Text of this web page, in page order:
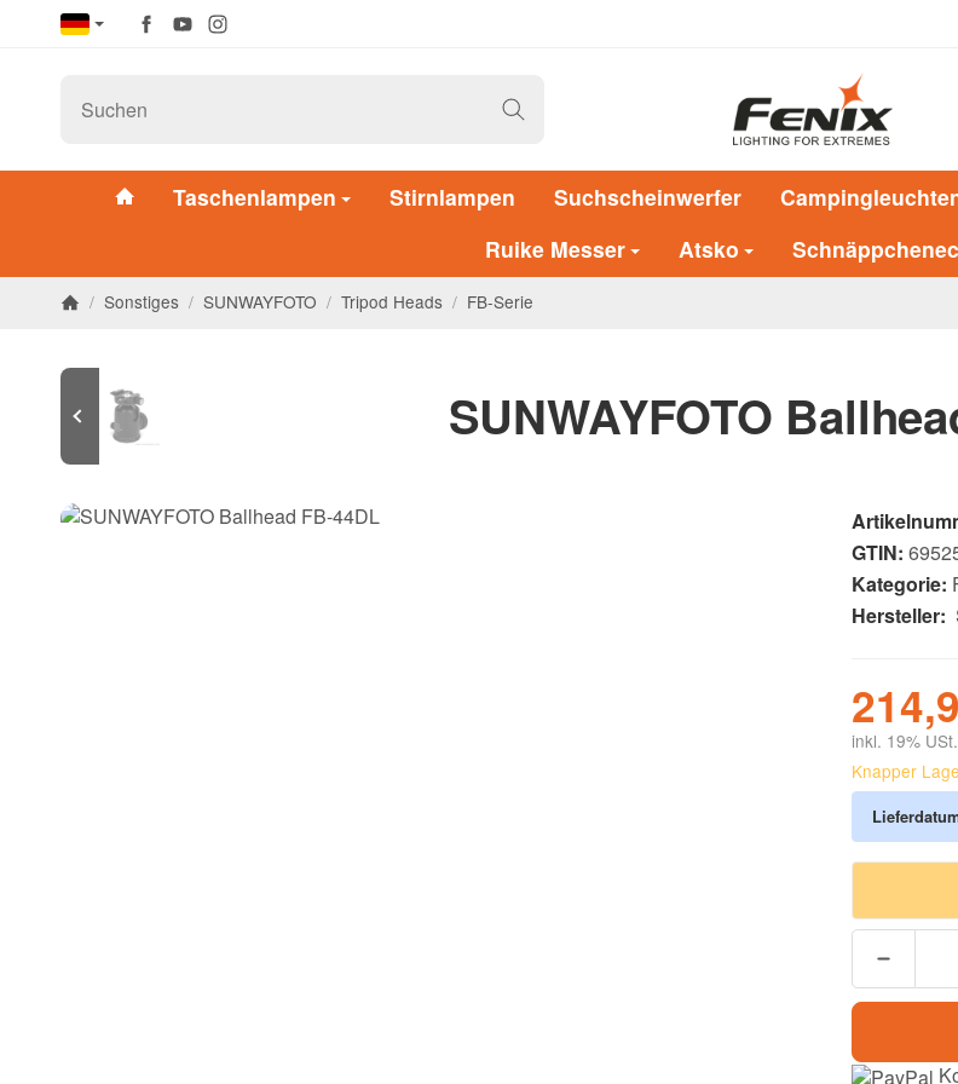
Taschenlampen Stirnlampen Suchscheinwerfer
Ruike Messer
Atsko
/ Sonstiges / SUNWAYFOTO / Tripod Heads / FB-Serie
SUNWAYFOTO
GTIN:
Kategorie:
Hersteller:
inkl. 19%
Knapper